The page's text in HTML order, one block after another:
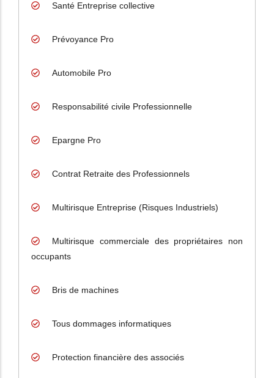
Santé Entreprise collective
Prévoyance Pro
Automobile Pro
Responsabilité civile Professionnelle
Epargne Pro
Contrat Retraite des Professionnels
Multirisque Entreprise (Risques Industriels)
Multirisque commerciale des propriétaires non
occupants
Bris de machines
Tous dommages informatiques
Protection financière des associés